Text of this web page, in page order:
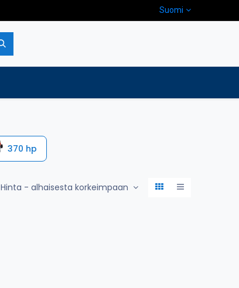
Suomi
370 hp
Hinta - alhaisesta korkeimpaan